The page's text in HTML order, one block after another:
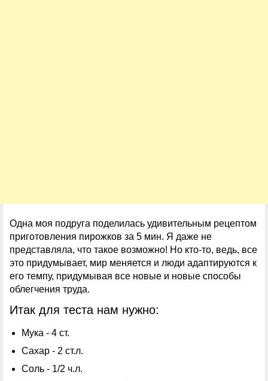
Одна моя подруга поделилась удивительным рецептом
приготовления пирожков за 5 мин. Я даже не
представляла, что такое возможно! Но кто-то, ведь, все
это придумывает, мир меняется и люди адаптируются к
его темпу, придумывая все новые и новые способы
облегчения труда.
Итак для теста нам нужно:
Мука - 4 ст.
Сахар - 2 ст.л.
Соль - 1/2 ч.л.